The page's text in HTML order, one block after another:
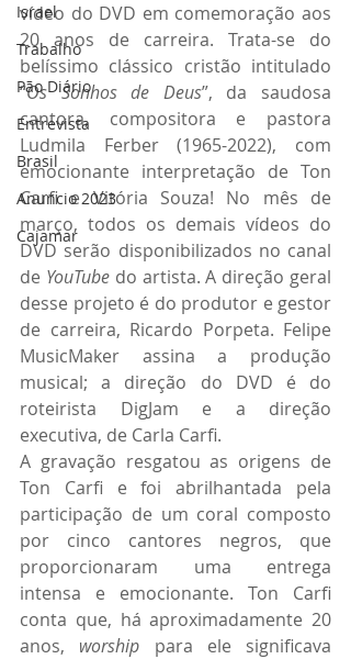
Israel
Trabalho
Pão Diário
Entrevista
Brasil
Anuncio 2023
Cajamar
vídeo do DVD em comemoração aos
20 anos de carreira. Trata-se do
belíssimo clássico cristão intitulado
“Os Sonhos de Deus”, da saudosa
cantora, compositora e pastora
Ludmila Ferber (1965-2022), com
emocionante interpretação de Ton
Carfi e Vitória Souza! No mês de
março, todos os demais vídeos do
DVD serão disponibilizados no canal
de YouTube do artista. A direção geral
desse projeto é do produtor e gestor
de carreira, Ricardo Porpeta. Felipe
MusicMaker assina a produção
musical; a direção do DVD é do
roteirista DigJam e a direção
executiva, de Carla Carfi.
A gravação resgatou as origens de
Ton Carfi e foi abrilhantada pela
participação de um coral composto
por cinco cantores negros, que
proporcionaram uma entrega
intensa e emocionante. Ton Carfi
conta que, há aproximadamente 20
anos, worship para ele significava